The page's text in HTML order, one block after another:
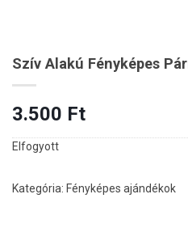
Szív Alakú Fényképes
3.500 Ft
Elfogyott
Kategória: Fényképes ajándékok